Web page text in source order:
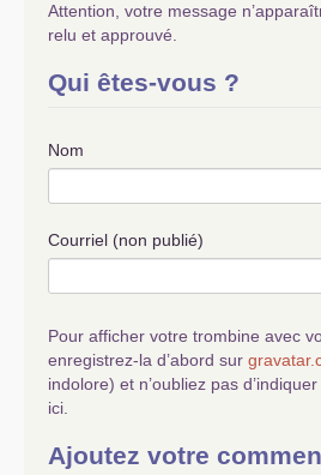
Attention, votre message
relu et approuvé.
Qui êtes-vous ?
Nom
Courriel (non publié)
Pour afficher votre trombine avec
enregistrez-la d’abord sur
indolore) et n’oubliez pas
ici.
Ajoutez votre